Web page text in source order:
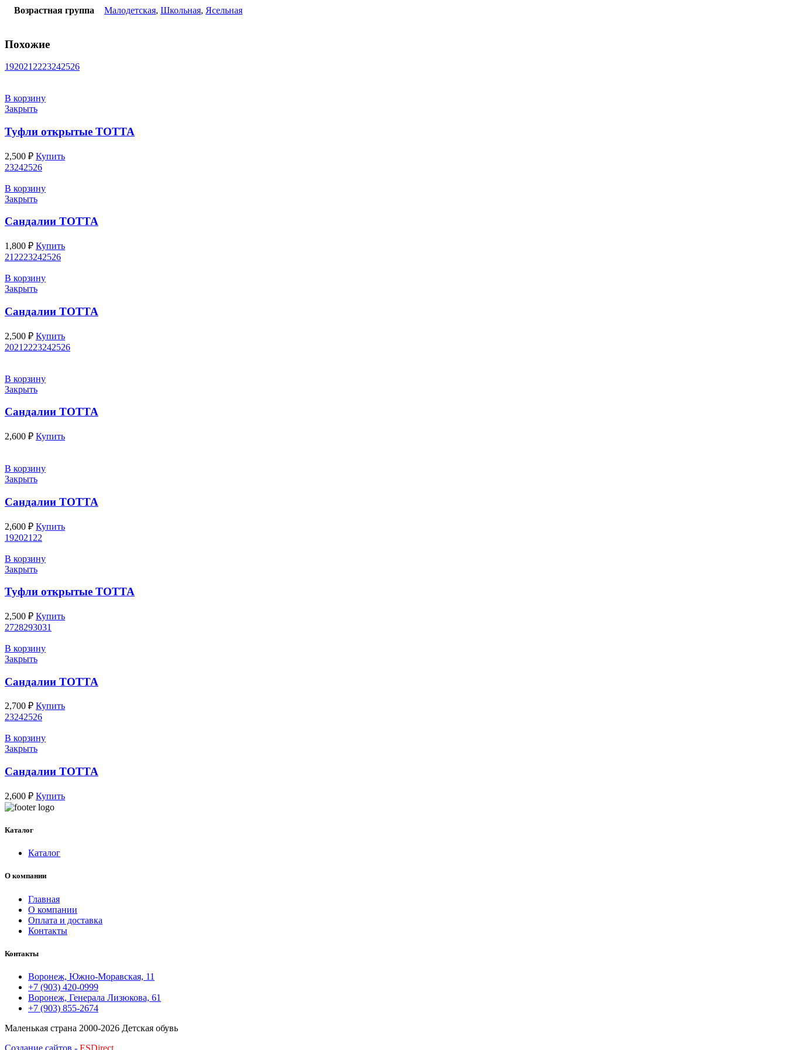
Возрастная группа Малодетская, Школьная, Ясельная
Похожие
192021 2223242526
В корзину
Закрыть
Туфли открытые ТОТТА
2,500 ₽ Купить
23242526
В корзину
Закрыть
Сандалии ТОТТА
1,800 ₽ Купить
21 2223242526
В корзину
Закрыть
Сандалии ТОТТА
2,500 ₽ Купить
2021 2223242526
В корзину
Закрыть
Сандалии ТОТТА
2,600 ₽ Купить
В корзину
Закрыть
Сандалии ТОТТА
2,600 ₽ Купить
192021 22
В корзину
Закрыть
Туфли открытые ТОТТА
2,500 ₽ Купить
2728293031
В корзину
Закрыть
Сандалии ТОТТА
2,700 ₽ Купить
23242526
В корзину
Закрыть
Сандалии ТОТТА
2,600 ₽ Купить
Каталог
Каталог
О компании
Главная
О компании
Оплата и доставка
Контакты
Контакты
Воронеж, Южно-Моравская, 11
+7 (903) 420-0999
Воронеж, Генерала Лизюкова, 61
+7 (903) 855-2674
Маленькая страна 2000-2026 Детская обувь
Создание сайтов - ESDirect